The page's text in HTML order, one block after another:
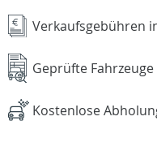
Verkaufsgebühren
Geprüfte
Kostenlose